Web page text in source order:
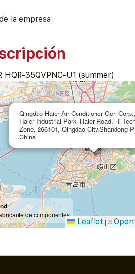
la empresa
HQR-35QVPNC-U1 (summer)
Qingdao Haier Air Conditioner Gen
Haier Industrial Park, Haier Road, Hi-
Zone, 266101, Qingdao City,Shandong
China
de componentes
Leaflet | ©